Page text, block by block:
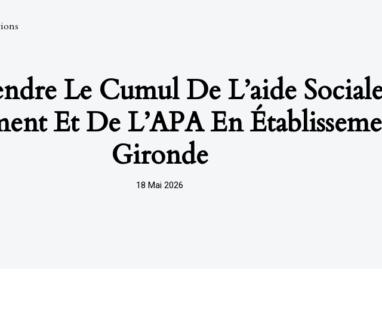
Le Cumul De L’aide
Et De L’APA En
Gironde
18 Mai 2026